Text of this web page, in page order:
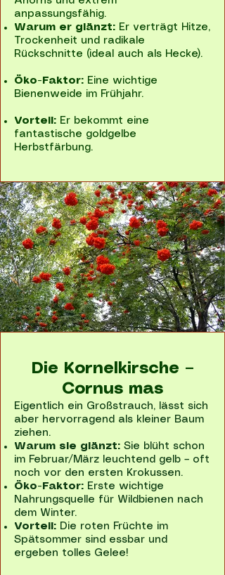
anpassungsfähig.
Warum er glänzt: Er verträgt Hitze,
Trockenheit und radikale
Rückschnitte (ideal auch als Hecke).
Öko-Faktor: Eine wichtige
Bienenweide im Frühjahr.
Vorteil: Er bekommt eine
fantastische goldgelbe
Herbstfärbung.
Die Kornelkirsche –
Cornus mas
Eigentlich ein Großstrauch, lässt sich
aber hervorragend als kleiner Baum
ziehen.
Warum sie glänzt: Sie blüht schon
im Februar/März leuchtend gelb – oft
noch vor den ersten Krokussen.
Öko-Faktor: Erste wichtige
Nahrungsquelle für Wildbienen nach
dem Winter.
Vorteil: Die roten Früchte im
Spätsommer sind essbar und
ergeben tolles Gelee!